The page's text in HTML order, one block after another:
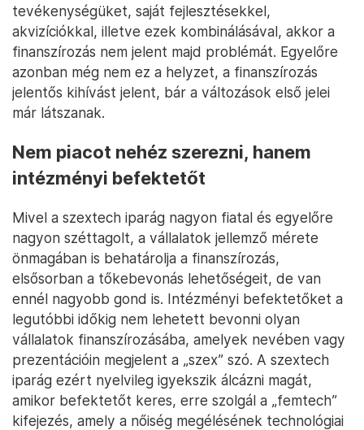
tevékenységüket, saját fejlesztésekkel,
akvizíciókkal, illetve ezek kombinálásával, akkor a
finanszírozás nem jelent majd problémát. Egyelőre
azonban még nem ez a helyzet, a finanszírozás
jelentős kihívást jelent, bár a változások első jelei
már látszanak.
Nem piacot nehéz szerezni, hanem
intézményi befektetőt
Mivel a szextech iparág nagyon fiatal és egyelőre
nagyon széttagolt, a vállalatok jellemző mérete
önmagában is behatárolja a finanszírozás,
elsősorban a tőkebevonás lehetőségeit, de van
ennél nagyobb gond is. Intézményi befektetőket a
legutóbbi időkig nem lehetett bevonni olyan
vállalatok finanszírozásába, amelyek nevében vagy
prezentációin megjelent a „szex” szó. A szextech
iparág ezért nyelvileg igyekszik álcázni magát,
amikor befektetőt keres, erre szolgál a „femtech”
kifejezés, amely a nőiség megélésének technológiai